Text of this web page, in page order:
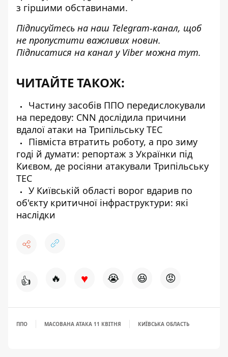
з гіршими обставинами.
Підписуйтесь на наш Telegram-канал, щоб
не пропустити важливих новин.
Підписатися на канал у Viber можна тут.
ЧИТАЙТЕ ТАКОЖ:
Частину засобів ППО передислокували
на передову: CNN дослідила причини
вдалої атаки на Трипільську ТЕС
Півміста втратить роботу, а про зиму
годі й думати: репортаж з Українки під
Києвом, де росіяни атакували Трипільську
ТЕС
У Київській області ворог вдарив по
об'єкту критичної інфраструктури: які
наслідки
👍 🔥 ♥ 😭 😆 😡
ППО МАСОВАНА АТАКА 11 КВІТНЯ КИЇВСЬКА ОБЛАСТЬ